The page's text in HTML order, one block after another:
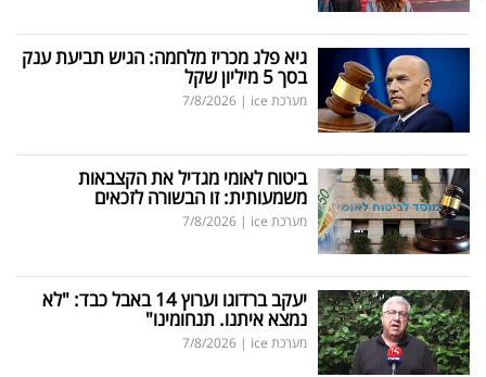
גיא פלג מכריז מלחמה: הגיש תביעת ענק
בסך 5 מיליון שקל
מערכת ice |
7/8/2026
ביטוח לאומי מגדיל את הקצבאות
משמעותית: זו הבשורה לזכאים
מערכת ice |
7/8/2026
יעקב ברדוגו וערוץ 14 באבל כבד: "לא
נמצא איתנו. תנחומינו"
מערכת ice |
7/8/2026